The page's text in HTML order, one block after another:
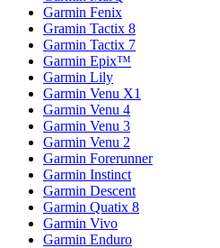
Garmin Fenix
Gramin Tactix 8
Garmin Tactix 7
Garmin Epix™
Garmin Lily
Garmin Venu X1
Garmin Venu 4
Garmin Venu 3
Garmin Venu 2
Garmin Forerunner
Garmin Instinct
Garmin Descent
Garmin Quatix 8
Garmin Vivo
Garmin Enduro